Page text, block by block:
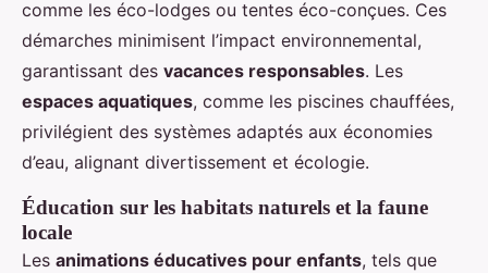
comme les éco-lodges ou tentes éco-conçues. Ces
démarches minimisent l’impact environnemental,
garantissant des vacances responsables. Les
espaces aquatiques, comme les piscines chauffées,
privilégient des systèmes adaptés aux économies
d’eau, alignant divertissement et écologie.
Éducation sur les habitats naturels et la faune
locale
Les animations éducatives pour enfants, tels que